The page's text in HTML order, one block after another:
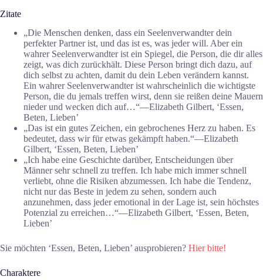
Zitate
„Die Menschen denken, dass ein Seelenverwandter dein
perfekter Partner ist, und das ist es, was jeder will. Aber ein
wahrer Seelenverwandter ist ein Spiegel, die Person, die dir alles
zeigt, was dich zurückhält. Diese Person bringt dich dazu, auf
dich selbst zu achten, damit du dein Leben verändern kannst.
Ein wahrer Seelenverwandter ist wahrscheinlich die wichtigste
Person, die du jemals treffen wirst, denn sie reißen deine Mauern
nieder und wecken dich auf…“―Elizabeth Gilbert, ‘Essen,
Beten, Lieben’
„Das ist ein gutes Zeichen, ein gebrochenes Herz zu haben. Es
bedeutet, dass wir für etwas gekämpft haben.“―Elizabeth
Gilbert, ‘Essen, Beten, Lieben’
„Ich habe eine Geschichte darüber, Entscheidungen über
Männer sehr schnell zu treffen. Ich habe mich immer schnell
verliebt, ohne die Risiken abzumessen. Ich habe die Tendenz,
nicht nur das Beste in jedem zu sehen, sondern auch
anzunehmen, dass jeder emotional in der Lage ist, sein höchstes
Potenzial zu erreichen…“―Elizabeth Gilbert, ‘Essen, Beten,
Lieben’
Sie möchten ‘Essen, Beten, Lieben’ ausprobieren? Hier bitte!
Charaktere